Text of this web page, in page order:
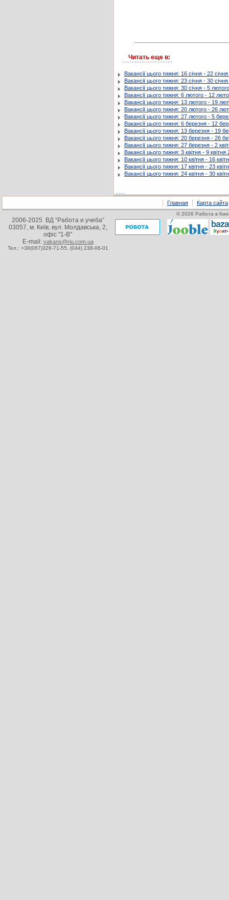
Читать еще в:
Вакансії цього тижня: 16 січня - 22
Вакансії цього тижня: 23 січня - 30
Вакансії цього тижня: 30 січня - 5
Вакансії цього тижня: 6 лютого - 12
Вакансії цього тижня: 13 лютого - 19
Вакансії цього тижня: 20 лютого - 26
Вакансії цього тижня: 27 лютого - 5
Вакансії цього тижня: 6 березня - 12
Вакансії цього тижня: 13 березня - 19
Вакансії цього тижня: 20 березня - 26
Вакансії цього тижня: 27 березня - 2
Вакансії цього тижня: 3 квітня - 9 квітня
Вакансії цього тижня: 10 квітня - 16
Вакансії цього тижня: 17 квітня - 23
Вакансії цього тижня: 24 квітня - 30
Главная Карта сайта
2006-2025 ВД “Работа и учеба”
03057, м. Київ, вул. Молдавська, 2,
офіс "1-В"
E-mail: vakans@riu.com.ua
Тел.: +38(067)328-71-55, (044) 238-06-01
© 2026 Работа в